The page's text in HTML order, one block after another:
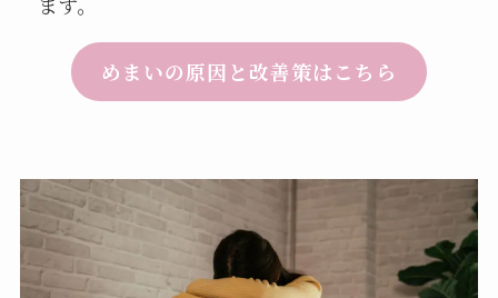
めまいの原因と改善策はこちら